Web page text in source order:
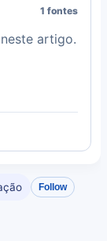
1 fontes
artigo.
Follow